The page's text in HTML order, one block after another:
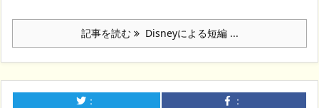
記事を読む Disneyによる短編 ...
： ：